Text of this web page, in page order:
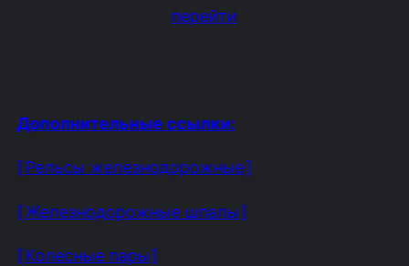
перейти
Дополнительные ссылки:
⟦Рельсы железнодорожные⟧
⟦Железнодорожные шпалы⟧
⟦Колесные пары⟧